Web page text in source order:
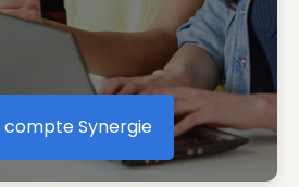
Créer votre compte Synergie
Synergie